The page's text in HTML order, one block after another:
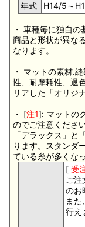
年式 H14/5～
・ 車種毎に独自
商品と形状が異な
なります。
・ マットの素材.
性、耐摩耗性、退
リアした「オリジ
・ [注1]: マットの
のでご注意ください
「デラックス」と
ります。スタンダ
ている糸が多くな
[ 受
ご注
のお
また
行え